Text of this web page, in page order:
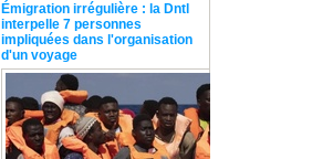
Émigration irrégulière : la Dntl
interpelle 7 personnes
impliquées dans l'organisation
d'un voyage